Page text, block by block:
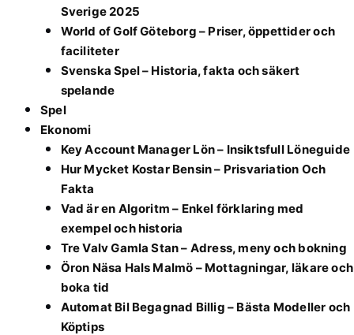
Sverige 2025
World of Golf Göteborg – Priser, öppettider och
faciliteter
Svenska Spel – Historia, fakta och säkert
spelande
Spel
Ekonomi
Key Account Manager Lön – Insiktsfull Löneguide
Hur Mycket Kostar Bensin – Prisvariation Och
Fakta
Vad är en Algoritm – Enkel förklaring med
exempel och historia
Tre Valv Gamla Stan – Adress, meny och bokning
Öron Näsa Hals Malmö – Mottagningar, läkare och
boka tid
Automat Bil Begagnad Billig – Bästa Modeller och
Köptips